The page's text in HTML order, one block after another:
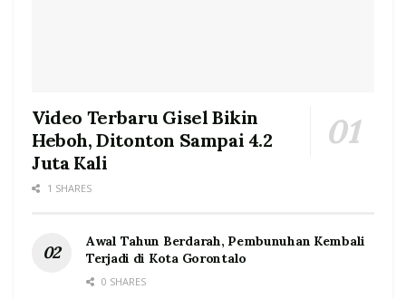
Video Terbaru Gisel Bikin
Heboh, Ditonton Sampai 4.2
Juta Kali
1 SHARES
Awal Tahun Berdarah, Pembunuhan Kembali
Terjadi di Kota Gorontalo
0 SHARES